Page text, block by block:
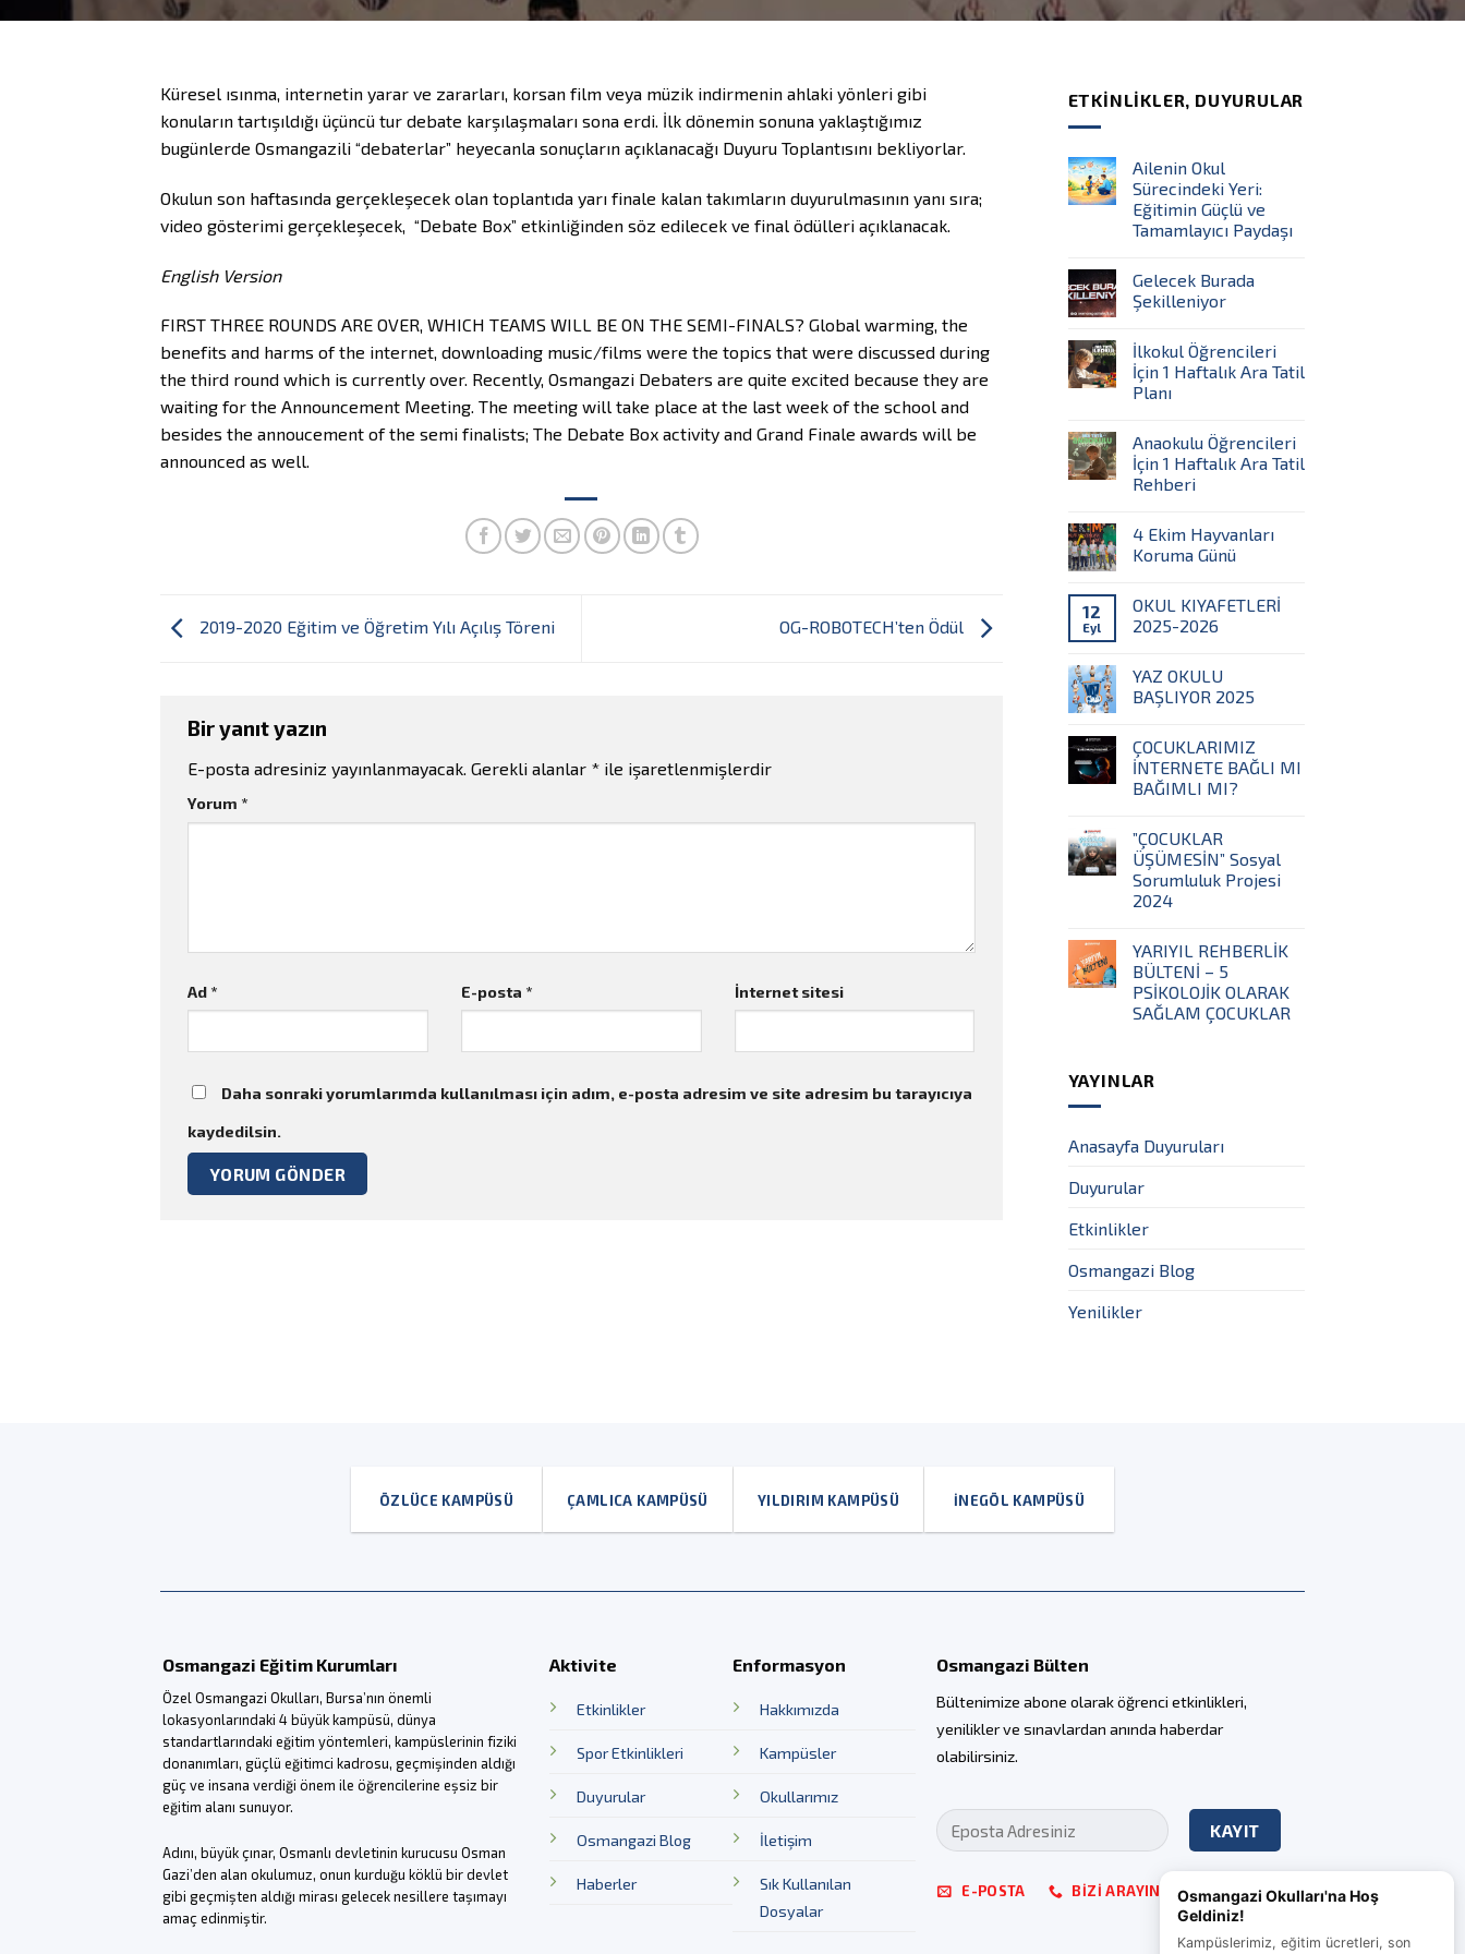
Küresel ısınma, internetin yarar ve zararları, korsan film veya müzik indirmenin ahlaki yönleri gibi
konuların tartışıldığı üçüncü tur debate karşılaşmaları sona erdi. İlk dönemin sonuna yaklaştığımız
bugünlerde Osmangazili “debaterlar” heyecanla sonuçların açıklanacağı Duyuru Toplantısını bekliyorlar.
Okulun son haftasında gerçekleşecek olan toplantıda yarı finale kalan takımların duyurulmasının yanı sıra;
video gösterimi gerçekleşecek, “Debate Box” etkinliğinden söz edilecek ve final ödülleri açıklanacak.
English Version
FIRST THREE ROUNDS ARE OVER, WHICH TEAMS WILL BE ON THE SEMI-FINALS? Global warming, the
benefits and harms of the internet, downloading music/films were the topics that were discussed during
the third round which is currently over. Recently, Osmangazi Debaters are quite excited because they are
waiting for the Announcement Meeting. The meeting will take place at the last week of the school and
besides the annoucement of the semi finalists; The Debate Box activity and Grand Finale awards will be
announced as well.
2019-2020 Eğitim ve Öğretim Yılı Açılış Töreni OG-ROBOTECH’ten Ödül
Bir yanıt yazın
E-posta adresiniz yayınlanmayacak. Gerekli alanlar * ile işaretlenmişlerdir
Yorum *
Ad * E-posta * İnternet sitesi
Daha sonraki yorumlarımda kullanılması için adım, e-posta adresim ve site adresim bu tarayıcıya
kaydedilsin.
ETKINLIKLER, DUYURULAR
Ailenin Okul
Sürecindeki Yeri:
Eğitimin Güçlü ve
Tamamlayıcı Paydaşı
Gelecek Burada
Şekilleniyor
İlkokul Öğrencileri
İçin 1 Haftalık Ara Tatil
Planı
Anaokulu Öğrencileri
İçin 1 Haftalık Ara Tatil
Rehberi
4 Ekim Hayvanları
Koruma Günü
12
Eyl
OKUL KIYAFETLERİ
2025-2026
YAZ OKULU
BAŞLIYOR 2025
ÇOCUKLARIMIZ
İNTERNETE BAĞLI MI
BAĞIMLI MI?
”ÇOCUKLAR
ÜŞÜMESİN” Sosyal
Sorumluluk Projesi
2024
YARIYIL REHBERLİK
BÜLTENİ – 5
PSİKOLOJİK OLARAK
SAĞLAM ÇOCUKLAR
YAYINLAR
Anasayfa Duyuruları
Duyurular
Etkinlikler
Osmangazi Blog
Yenilikler
ÖZLÜCE KAMPÜSÜ ÇAMLICA KAMPÜSÜ YILDIRIM KAMPÜSÜ İNEGÖL KAMPÜSÜ
Osmangazi Eğitim Kurumları
Özel Osmangazi Okulları, Bursa’nın önemli
lokasyonlarındaki 4 büyük kampüsü, dünya
standartlarındaki eğitim yöntemleri, kampüslerinin fiziki
donanımları, güçlü eğitimci kadrosu, geçmişinden aldığı
güç ve insana verdiği önem ile öğrencilerine eşsiz bir
eğitim alanı sunuyor.
Adını, büyük çınar, Osmanlı devletinin kurucusu Osman
Gazi’den alan okulumuz, onun kurduğu köklü bir devlet
gibi geçmişten aldığı mirası gelecek nesillere taşımayı
amaç edinmiştir.
Aktivite
Etkinlikler
Spor Etkinlikleri
Duyurular
Osmangazi Blog
Haberler
Enformasyon
Hakkımızda
Kampüsler
Okullarımız
İletişim
Sık Kullanılan
Dosyalar
Osmangazi Bülten
Bültenimize abone olarak öğrenci etkinlikleri,
yenilikler ve sınavlardan anında haberdar
olabilirsiniz.
E-POSTA BIZI ARAYIN
Osmangazi Okulları'na Hoş
Geldiniz!
Kampüslerimiz, eğitim ücretleri, son